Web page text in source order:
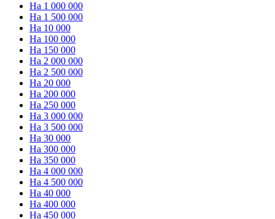
На 1 000 000
На 1 500 000
На 10 000
На 100 000
На 150 000
На 2 000 000
На 2 500 000
На 20 000
На 200 000
На 250 000
На 3 000 000
На 3 500 000
На 30 000
На 300 000
На 350 000
На 4 000 000
На 4 500 000
На 40 000
На 400 000
На 450 000